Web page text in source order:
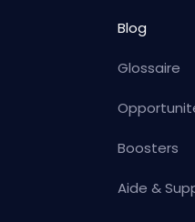
Blog
Glossaire
Boosters
Aide &